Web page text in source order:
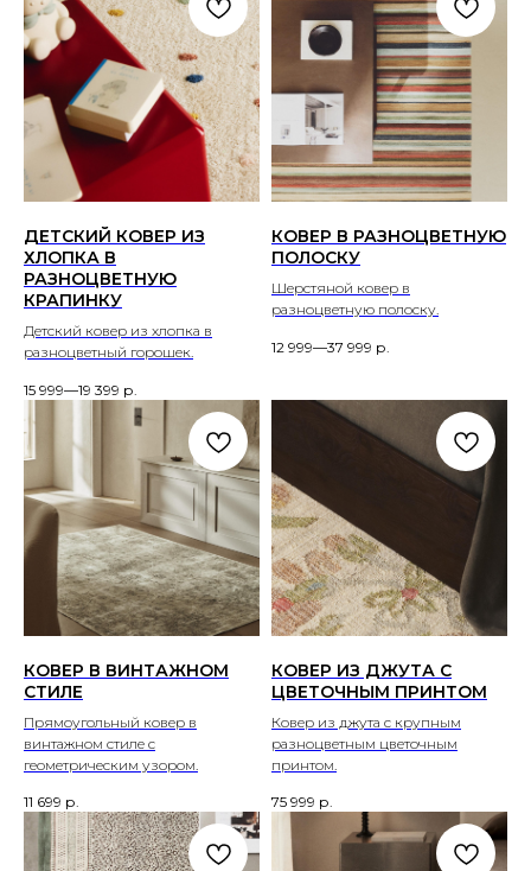
ДЕТСКИЙ КОВЕР ИЗ
ХЛОПКА В
РАЗНОЦВЕТНУЮ
КРАПИНКУ
Детский ковер из хлопка в
разноцветный горошек.
15 999—19 399 р.
КОВЕР В РАЗНОЦВЕТНУЮ
ПОЛОСКУ
Шерстяной ковер в
разноцветную полоску.
12 999—37 999 р.
КОВЕР В ВИНТАЖНОМ
СТИЛЕ
Прямоугольный ковер в
винтажном стиле с
геометрическим узором.
11 699 р.
КОВЕР ИЗ ДЖУТА С
ЦВЕТОЧНЫМ ПРИНТОМ
Ковер из джута с крупным
разноцветным цветочным
принтом.
75 999 р.